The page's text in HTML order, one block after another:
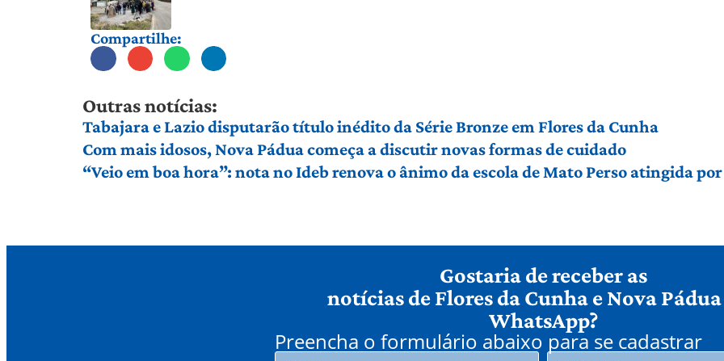
Compartilhe:
Outras notícias:
Tabajara e Lazio disputarão título inédito da Série Bronze em Flores da Cunha
Com mais idosos, Nova Pádua começa a discutir novas formas de cuidado
“Veio em boa hora”: nota no Ideb renova o ânimo da escola de Mato Perso atingida
Gostaria de receber as
notícias de Flores da Cunha e Nova
WhatsApp?
Preencha o formulário abaixo para se cadastrar